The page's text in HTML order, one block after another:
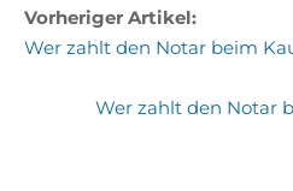
Vorheriger Artikel:
Wer zahlt den Notar beim
Wer zahlt den Notar